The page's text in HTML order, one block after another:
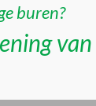
buren?